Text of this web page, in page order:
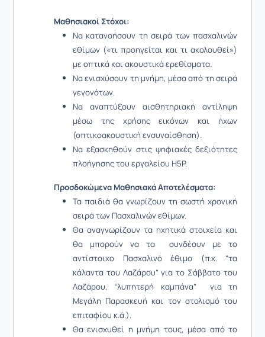
Μαθησιακοί Στόχοι:
Να κατανοήσουν τη σειρά των πασχαλινών
εθίμων («τι προηγείται και τι ακολουθεί»)
με οπτικά και ακουστικά ερεθίσματα.
Να ενισχύσουν τη μνήμη, μέσα από τη σειρά
γεγονότων.
Να αναπτύξουν αισθητηριακή αντίληψη
μέσω της χρήσης εικόνων και ήχων
(οπτικοακουστική ενσυναίσθηση).
Να εξασκηθούν στις ψηφιακές δεξιότητες
πλοήγησης του εργαλείου H5P.
Προσδοκώμενα Μαθησιακά Αποτελέσματα:
Τα παιδιά θα γνωρίζουν τη σωστή χρονική
σειρά των Πασχαλινών εθίμων.
Θα αναγνωρίζουν τα ηχητικά στοιχεία και
θα μπορούν να τα συνδέουν με το
αντίστοιχο Πασχαλινό έθιμο (π.χ. “τα
κάλαντα του Λαζάρου” για το Σάββατο του
Λαζάρου, “λυπητερή καμπάνα” για τη
Μεγάλη Παρασκευή και τον στολισμό του
επιταφίου κ.ά.).
Θα ενισχυθεί η μνήμη τους, μέσα από το